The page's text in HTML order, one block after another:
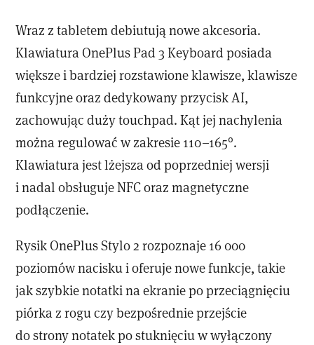
Wraz z tabletem debiutują nowe akcesoria.
Klawiatura OnePlus Pad 3 Keyboard posiada
większe i bardziej rozstawione klawisze, klawisze
funkcyjne oraz dedykowany przycisk AI,
zachowując duży touchpad. Kąt jej nachylenia
można regulować w zakresie 110–165°.
Klawiatura jest lżejsza od poprzedniej wersji
i nadal obsługuje NFC oraz magnetyczne
podłączenie.
Rysik OnePlus Stylo 2 rozpoznaje 16 000
poziomów nacisku i oferuje nowe funkcje, takie
jak szybkie notatki na ekranie po przeciągnięciu
piórka z rogu czy bezpośrednie przejście
do strony notatek po stuknięciu w wyłączony